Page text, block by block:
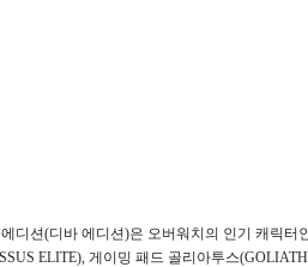
에디션(디바 에디션)은 오버워치의 인기 캐릭터
ELITE), 게이밍 패드 골리아투스